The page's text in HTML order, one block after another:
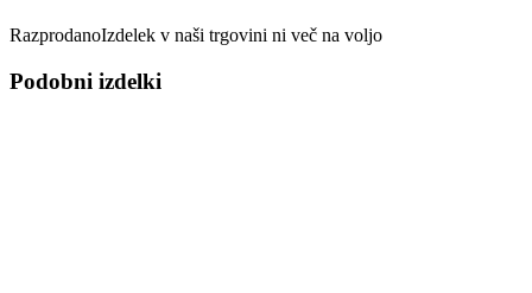
RazprodanoIzdelek v naši trgovini ni več na voljo
Podobni izdelki